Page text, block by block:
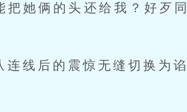
她俩的头还给我？好歹同
后的震惊无缝切换为谄